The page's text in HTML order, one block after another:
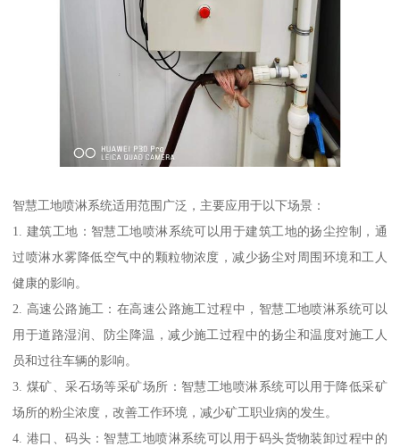
智慧工地喷淋系统适用范围广泛，主要应用于以下场景：
1. 建筑工地：智慧工地喷淋系统可以用于建筑工地的扬尘控制，通
过喷淋水雾降低空气中的颗粒物浓度，减少扬尘对周围环境和工人
健康的影响。
2. 高速公路施工：在高速公路施工过程中，智慧工地喷淋系统可以
用于道路湿润、防尘降温，减少施工过程中的扬尘和温度对施工人
员和过往车辆的影响。
3. 煤矿、采石场等采矿场所：智慧工地喷淋系统可以用于降低采矿
场所的粉尘浓度，改善工作环境，减少矿工职业病的发生。
4. 港口、码头：智慧工地喷淋系统可以用于码头货物装卸过程中的